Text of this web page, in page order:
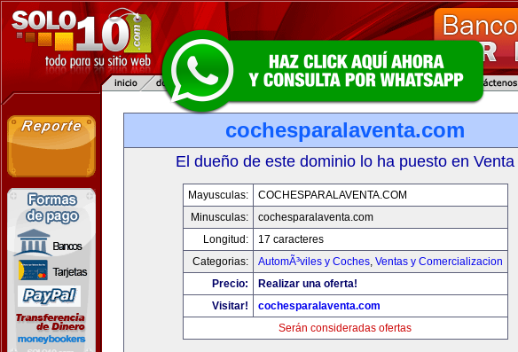
cochesparalaventa.com
El dueño de este dominio lo ha puesto en Venta
Mayusculas:
COCHESPARALAVENTA.COM
Minusculas:
cochesparalaventa.com
Longitud:
17 caracteres
Categorias:
AutomÃ³viles y Coches, Ventas y Comercializacion
Precio:
Realizar una oferta!
Visitar!
cochesparalaventa.com
Serán consideradas ofertas